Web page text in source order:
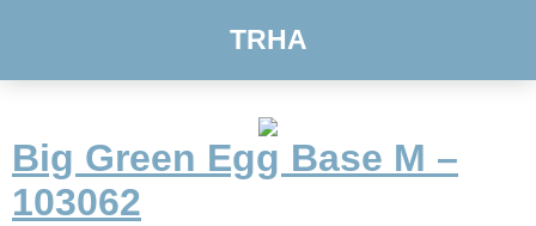
TRHA
Big Green Egg Base M –
103062